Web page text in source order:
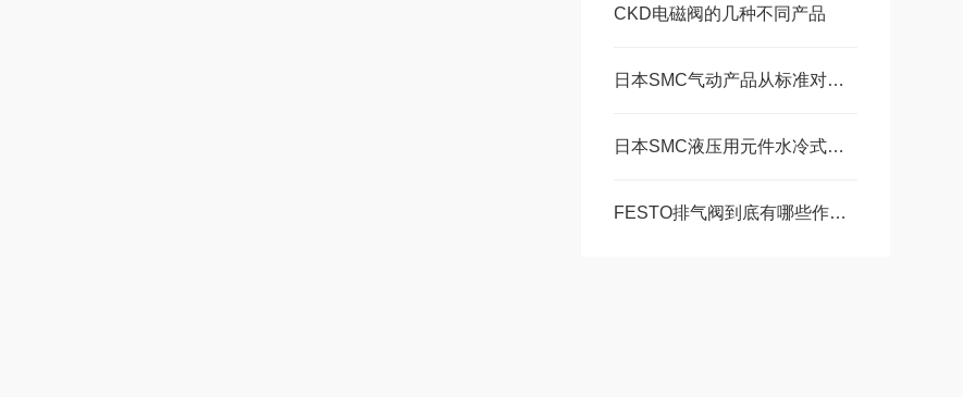
CKD电磁阀的几种不同产品
日本SMC气动产品从标准对应到“特殊定制”
日本SMC液压用元件水冷式油冷却器铁粒型
FESTO排气阀到底有哪些作用呢？